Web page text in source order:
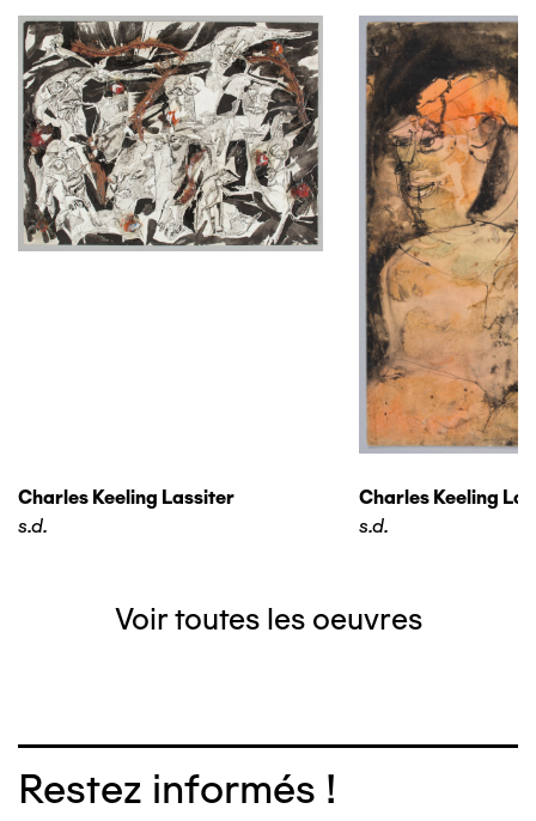
Charles Keeling Lassiter
s.d.
Charles Keeling
s.d.
Voir toutes les oeuvres
Restez informés !